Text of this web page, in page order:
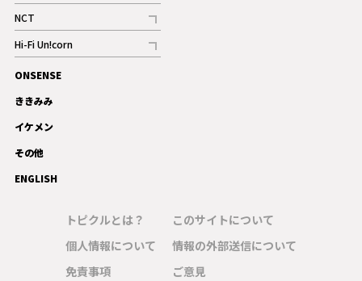
記事
NCT
記事
Hi-Fi Un!corn
記事
ギャラリー
ONSENSE
ききみみ
イケメン
その他
ENGLISH
トピクルとは？
個人情報について
免責事項
このサイトについて
情報の外部送信について
ご意見